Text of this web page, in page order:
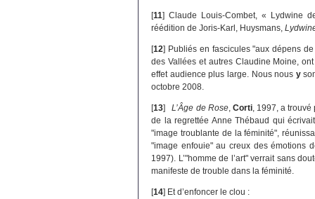
[11]Claude Louis-Combet, « Lydwine
réédition de Joris-Karl, Huysmans,
[12] Publiés en fascicules "aux dépens
des Vallées et autres Claudine Moine,
effet audience plus large. Nous nous y
octobre 2008.
[13] L’Âge de Rose, Corti, 1997, a trouvé
de la regrettée Anne Thébaud qui
"image troublante de la féminité",
"image enfouie" au creux des émotions
1997). L’"homme de l’art" verrait sans
manifeste de trouble dans la féminité.
[14] Et d’enfoncer le clou :